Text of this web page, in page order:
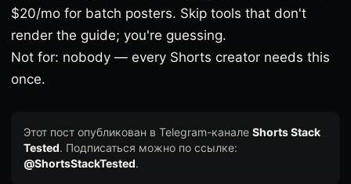
$20/mo for batch posters. Skip tools that don't
render the guide; you're guessing.
Not for: nobody — every Shorts creator needs this
once.
Этот пост опубликован в Telegram-канале Shorts Stack
Tested. Подписаться можно по ссылке:
@ShortsStackTested.